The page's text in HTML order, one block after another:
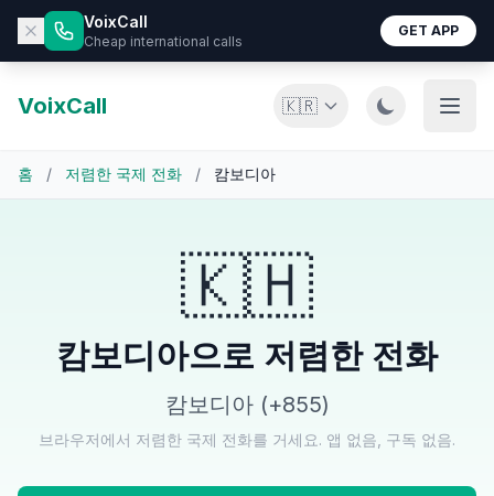
VoixCall
Cheap international calls
GET APP
VoixCall 🇰🇷
홈 / 저렴한 국제 전화 / 캄보디아
🇰🇭
캄보디아으로 저렴한 전화
캄보디아 (+855)
브라우저에서 저렴한 국제 전화를 거세요. 앱 없음, 구독 없음.